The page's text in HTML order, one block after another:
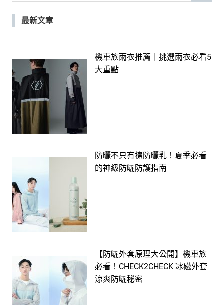
最新文章
機車族雨衣推薦｜挑選雨衣必看5
大重點
防曬不只有擦防曬乳！夏季必看
的神級防曬防護指南
【防曬外套原理大公開】機車族
必看！CHECK2CHECK 冰磁外套
涼爽防曬秘密